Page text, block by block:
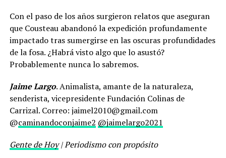
Con el paso de los años surgieron relatos que aseguran
que Cousteau abandonó la expedición profundamente
impactado tras sumergirse en las oscuras profundidades
de la fosa. ¿Habrá visto algo que lo asustó?
Probablemente nunca lo sabremos.
Jaime Largo. Animalista, amante de la naturaleza,
senderista, vicepresidente Fundación Colinas de
Carrizal. Correo: jaimel2010@gmail.com
@caminandoconjaime2 @jaimelargo2021
Gente de Hoy| Periodismo con propósito